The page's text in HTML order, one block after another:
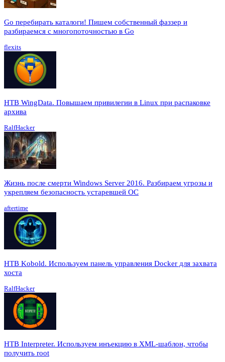
Go перебирать каталоги! Пишем собственный фаззер и
разбираемся с многопоточностью в Go
flexits
HTB WingData. Повышаем привилегии в Linux при распаковке
архива
RalfHacker
Жизнь после смерти Windows Server 2016. Разбираем угрозы и
укрепляем безопасность устаревшей ОС
aftertime
HTB Kobold. Используем панель управления Docker для захвата
хоста
RalfHacker
HTB Interpreter. Используем инъекцию в XML-шаблон, чтобы
получить root